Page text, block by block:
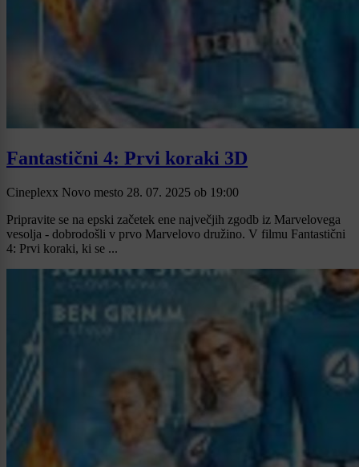
Fantastični 4: Prvi koraki 3D
Cineplexx Novo mesto 28. 07. 2025 ob 19:00
Pripravite se na epski začetek ene največjih zgodb iz Marvelovega
vesolja - dobrodošli v prvo Marvelovo družino. V filmu Fantastični
4: Prvi koraki, ki se ...